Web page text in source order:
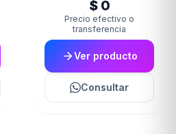
$ 0
Precio efectivo o
transferencia
Ver producto
Consultar